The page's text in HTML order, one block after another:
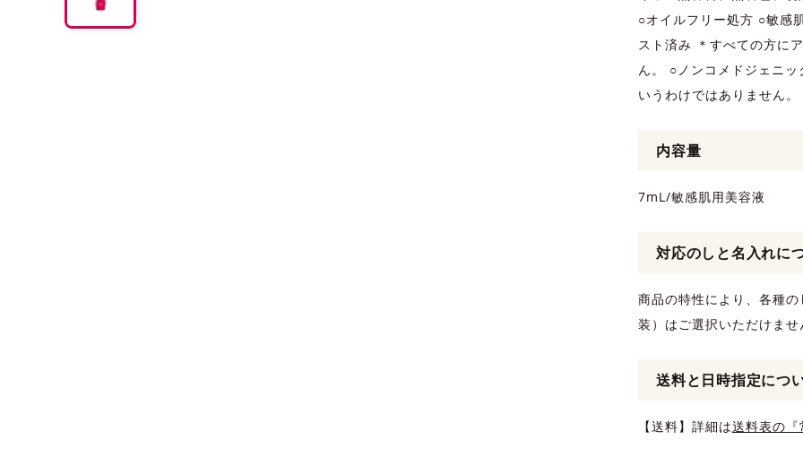
○オイルフリー処方 ○敏感
スト済み ＊すべての方に
ん。 ○ノンコメドジェニ
いうわけではありません。
内容量
7mL/敏感肌用美容液
対応のしと名入れに
商品の特性により、各種
装）はご選択いただけませ
送料と日時指定につ
【送料】詳細は送料表の『